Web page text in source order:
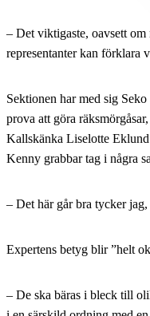
– Det viktigaste, oavsett
representanter kan förklara
Sektionen har med sig
prova att göra
Kallskänka Liselotte
Kenny grabbar tag i några
– Det här går bra tycker
Expertens betyg blir ”helt
– De ska bäras i bleck till